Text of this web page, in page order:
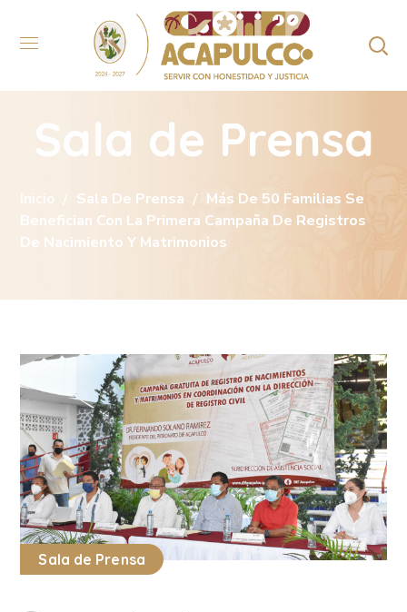
Sala de Prensa
Inicio Sala De Prensa
Más De 50 Familias Se
Benefician Con La Primera Campaña De Registros
De Nacimiento Y Matrimonios
Sala de Prensa